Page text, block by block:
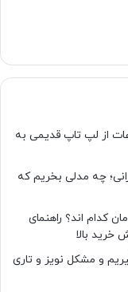
از لپ تاپ قدیمی به
چه مدلی بخریم که
زیر ۵ میلیون تومان کدام اند؟ راهنمای
خرید بالا
و مشکل نویز و تاری